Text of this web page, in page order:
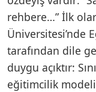
rehbere…” İlk
Üniversitesi’nde
tarafından dile
duygu açıktır:
eğitimcilik